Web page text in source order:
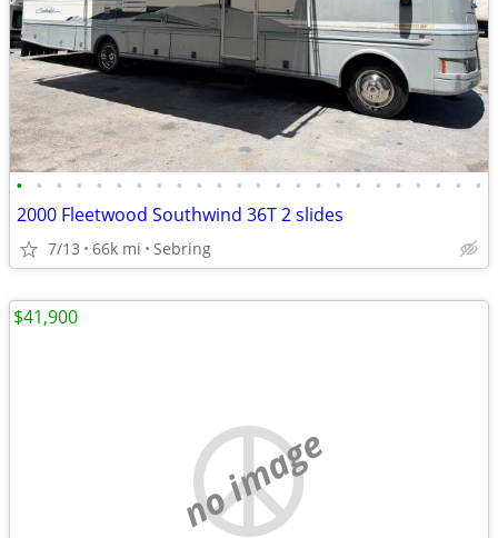
• • • • • • • • • • • • • • • • • • • • • • • •
2000 Fleetwood Southwind 36T 2 slides
7/13 66k mi Sebring
no image
$41,900